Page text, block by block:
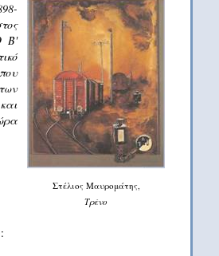
Στέλιος Μαυρομάτης,
Τρένο
Β'